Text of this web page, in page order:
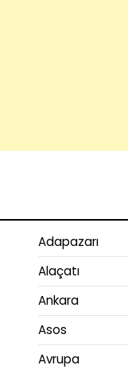
Adapazarı
Alaçatı
Ankara
Asos
Avrupa